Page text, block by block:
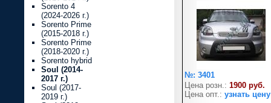
№: 3401
Цена розн.: 1900 руб.
Цена опт.: узнать цену
Sorento 4
(2024-2026 г.)
Sorento Prime
(2015-2018 г.)
Sorento Prime
(2018-2020 г.)
Sorento hybrid
Soul (2014-
2017 г.)
Soul (2017-
2019 г.)